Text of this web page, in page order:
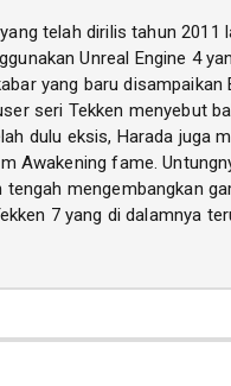
telah dirilis tahun
Unreal Engine 4
yang baru
seri Tekken menyebut
dulu eksis, Harada juga
fame.
mengembangkan
7 yang di dalamnya